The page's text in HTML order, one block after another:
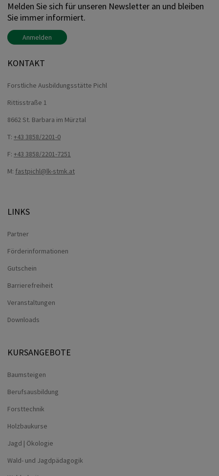
Melden Sie sich für unseren Newsletter an und bleiben
Sie immer informiert.
Anmelden
KONTAKT
Forstliche Ausbildungsstätte Pichl
Rittisstraße 1
8662 St. Barbara im Mürztal
T: +43 3858/2201-0
F: +43 3858/2201-7251
M: fastpichl@lk-stmk.at
LINKS
Partner
Förderinformationen
Gutschein
Barrierefreiheit
Veranstaltungen
Downloads
KURSANGEBOTE
Baumsteigen
Berufsausbildung
Forsttechnik
Holzbaukurse
Jagd | Ökologie
Wald- und Jagdpädagogik